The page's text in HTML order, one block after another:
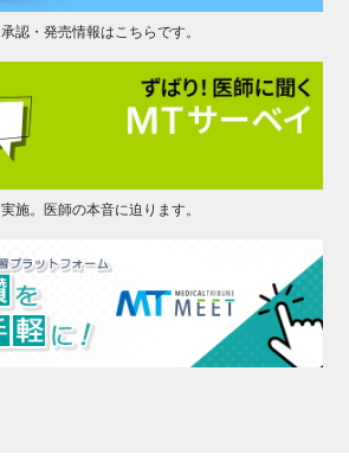
認・発売情報はこちらです。
施。医師の本音に迫ります。